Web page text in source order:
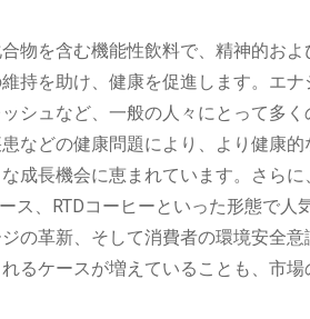
物を含む機能性飲料で、精神的およ
持を助け、健康を促進します。エ
シュなど、一般の人々にとって多く
などの健康問題により、より健康
成長機会に恵まれています。さらに
ス、RTDコーヒーといった形態で
の革新、そして消費者の環境安全
るケースが増えていることも、市